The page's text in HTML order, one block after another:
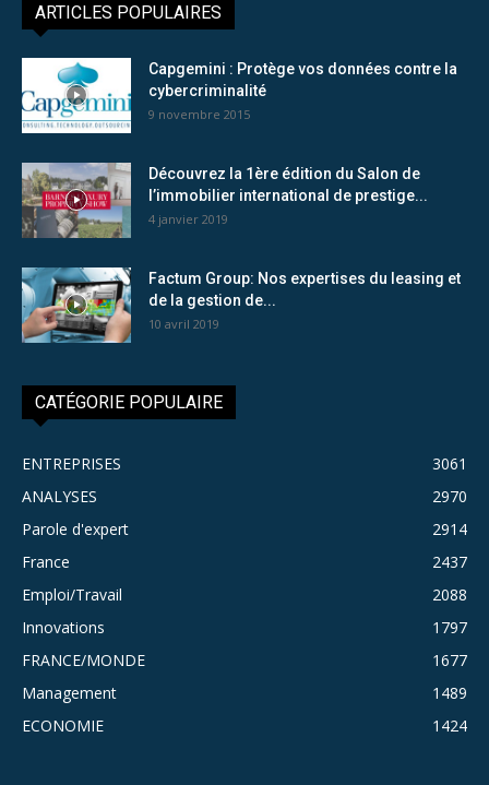
ARTICLES POPULAIRES
Capgemini : Protège vos données contre la
cybercriminalité
9 novembre 2015
Découvrez la 1ère édition du Salon de
l’immobilier international de prestige...
4 janvier 2019
Factum Group: Nos expertises du leasing et
de la gestion de...
10 avril 2019
CATÉGORIE POPULAIRE
ENTREPRISES
3061
ANALYSES
2970
Parole d'expert
2914
France
2437
Emploi/Travail
2088
Innovations
1797
FRANCE/MONDE
1677
Management
1489
ECONOMIE
1424